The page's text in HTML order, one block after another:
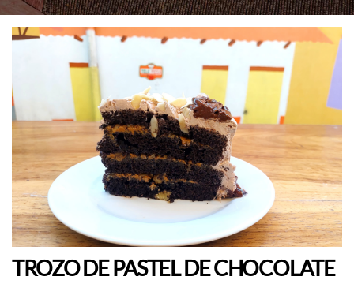
TROZO DE PASTEL DE CHOCOLATE